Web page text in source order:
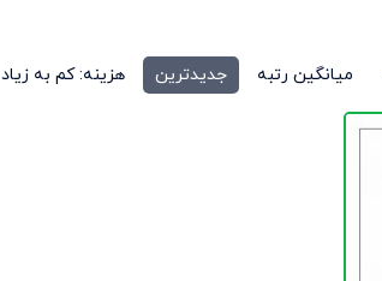
میانگین رتبه جدیدترین هزینه: کم به زیاد